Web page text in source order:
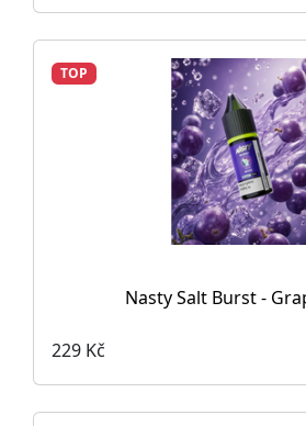
TOP
Nasty Salt Burst -
229 Kč